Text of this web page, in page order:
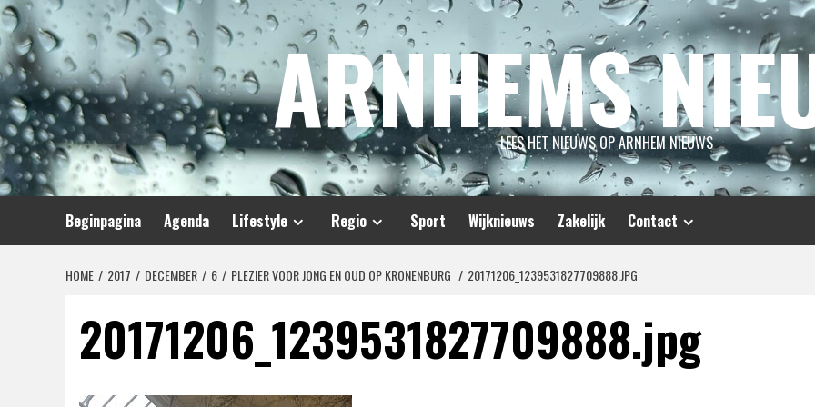
Spring
naar
inhoud
ARNHEMS
LEES HET NIEUWS OP ARNHEM NIEUWS
Beginpagina Agenda Lifestyle Regio Sport Wijknieuws Zakelijk Contact
HOME 2017 DECEMBER 6 PLEZIER VOOR JONG EN OUD OP KRONENBURG 20171206_1239531827709888.JPG
20171206_1239531827709888.jpg